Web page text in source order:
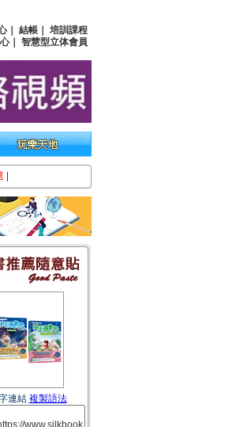
｜ 結帳
培訓課程
｜ 智慧型立体會員
連結 複製語法